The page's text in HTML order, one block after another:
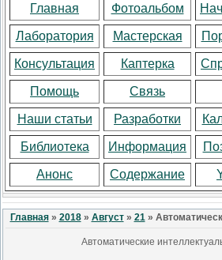
Главная Фотоальбом
Лаборатория Мастерская
Консультация Каптерка
Помощь Связь
Наши статьи Разработки
Библиотека Информация
Анонс Содержание
Главная» 2018 » Август » 21»
Автоматические